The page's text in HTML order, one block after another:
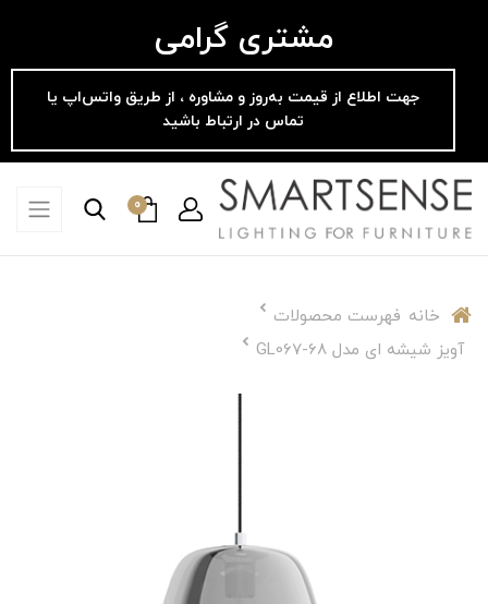
مشتری گرامی
جهت اطلاع از قیمت به‌روز و مشاوره ، از طریق واتس‌اپ یا
تماس در ارتباط باشید
0
خانه فهرست محصولات
آویز شیشه ای مدل GL067-68